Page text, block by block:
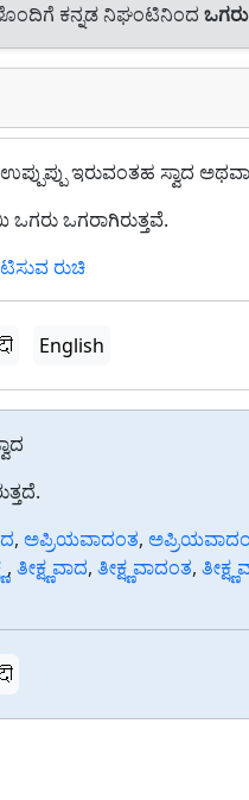
ಕನ್ನಡ ನಿಘಂಟಿನಿಂದ ಒಗರು
ಇರುವಂತಹ ಸ್ವಾದ
ಒಗರಾಗಿರುತ್ತವೆ.
ರುಚಿ
English
, ಅಪ್ರಿಯವಾದಂತ,
, ತೀಕ್ಷ್ಣವಾದ, ತೀಕ್ಷ್ಣವಾದಂತ,